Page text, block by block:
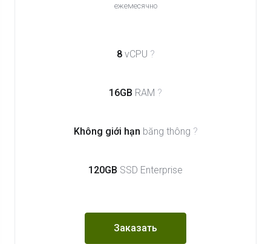
ежемесячно
8vCPU ?
16GB RAM ?
Không giới hạn băng thông ?
120GB SSD Enterprise
Заказать